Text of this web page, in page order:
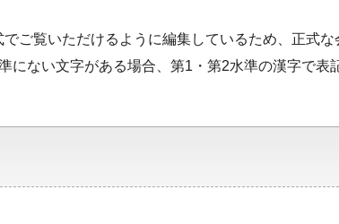
ご覧いただけるように編集しているため、正式な
にない文字がある場合、第1・第2水準の漢字で表